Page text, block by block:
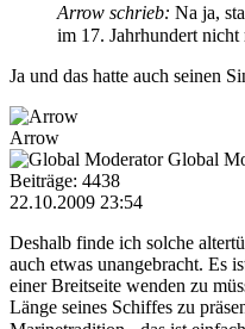
Arrow schrieb: Na ja,
im 17. Jahrhundert
Ja und das hatte auch seinen
Arrow
Global
Beiträge: 4438
22.10.2009 23:54
Deshalb finde ich solche
auch etwas unangebracht. Es
einer Breitseite wenden zu
Länge seines Schiffes zu